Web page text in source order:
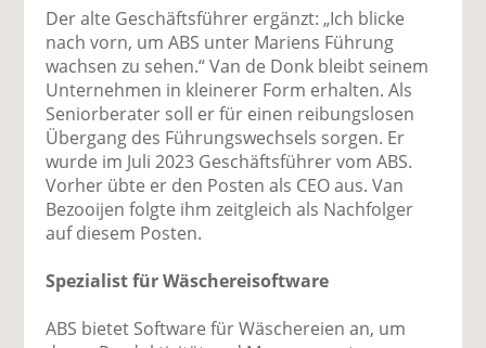
Der alte Geschäftsführer ergänzt: „Ich blicke
nach vorn, um ABS unter Mariens Führung
wachsen zu sehen.“ Van de Donk bleibt seinem
Unternehmen in kleinerer Form erhalten. Als
Seniorberater soll er für einen reibungslosen
Übergang des Führungswechsels sorgen. Er
wurde im Juli 2023 Geschäftsführer vom ABS.
Vorher übte er den Posten als CEO aus. Van
Bezooijen folgte ihm zeitgleich als Nachfolger
auf diesem Posten.
Spezialist für Wäschereisoftware
ABS bietet Software für Wäschereien an, um